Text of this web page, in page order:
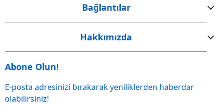
Bağlantılar
Hakkımızda
Abone Olun!
E-posta adresinizi bırakarak yeniliklerden haberdar
olabilirsiniz!